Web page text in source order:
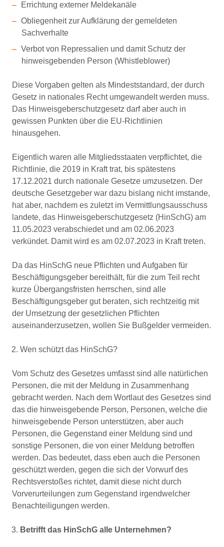
Errichtung externer Meldekanäle
Obliegenheit zur Aufklärung der gemeldeten
Sachverhalte
Verbot von Repressalien und damit Schutz der
hinweisgebenden Person (Whistleblower)
Diese Vorgaben gelten als Mindeststandard, der durch
Gesetz in nationales Recht umgewandelt werden muss.
Das Hinweisgeberschutzgesetz darf aber auch in
gewissen Punkten über die EU-Richtlinien
hinausgehen.
Eigentlich waren alle Mitgliedsstaaten verpflichtet, die
Richtlinie, die 2019 in Kraft trat, bis spätestens
17.12.2021 durch nationale Gesetze umzusetzen. Der
deutsche Gesetzgeber war dazu bislang nicht imstande,
hat aber, nachdem es zuletzt im Vermittlungsausschuss
landete, das Hinweisgeberschutzgesetz (HinSchG) am
11.05.2023 verabschiedet und am 02.06.2023
verkündet. Damit wird es am 02.07.2023 in Kraft treten.
Da das HinSchG neue Pflichten und Aufgaben für
Beschäftigungsgeber bereithält, für die zum Teil recht
kurze Übergangsfristen herrschen, sind alle
Beschäftigungsgeber gut beraten, sich rechtzeitig mit
der Umsetzung der gesetzlichen Pflichten
auseinanderzusetzen, wollen Sie Bußgelder vermeiden.
Wen schützt das HinSchG?
Vom Schutz des Gesetzes umfasst sind alle natürlichen
Personen, die mit der Meldung in Zusammenhang
gebracht werden. Nach dem Wortlaut des Gesetzes sind
das die hinweisgebende Person, Personen, welche die
hinweisgebende Person unterstützen, aber auch
Personen, die Gegenstand einer Meldung sind und
sonstige Personen, die von einer Meldung betroffen
werden. Das bedeutet, dass eben auch die Personen
geschützt werden, gegen die sich der Vorwurf des
Rechtsverstoßes richtet, damit diese nicht durch
Vorverurteilungen zum Gegenstand irgendwelcher
Benachteiligungen werden.
Betrifft das HinSchG alle Unternehmen?